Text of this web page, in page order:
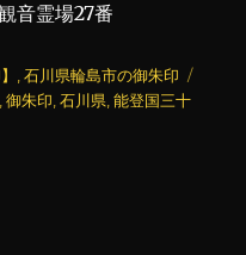
音霊場27番
,石川県輪島市の御朱印
,御朱印 ,石川県 ,能登国三十